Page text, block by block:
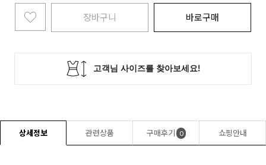
장바구니 바로구매
상세정보 관련상품 구매후기 0 쇼핑안내